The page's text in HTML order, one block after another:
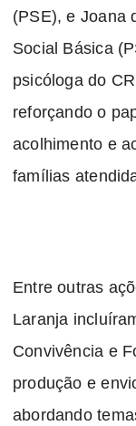
(PSE), e Joana
Social Básica
psicóloga do
reforçando o
acolhimento e
famílias
Entre outras
Laranja
Convivência e
produção e
abordando